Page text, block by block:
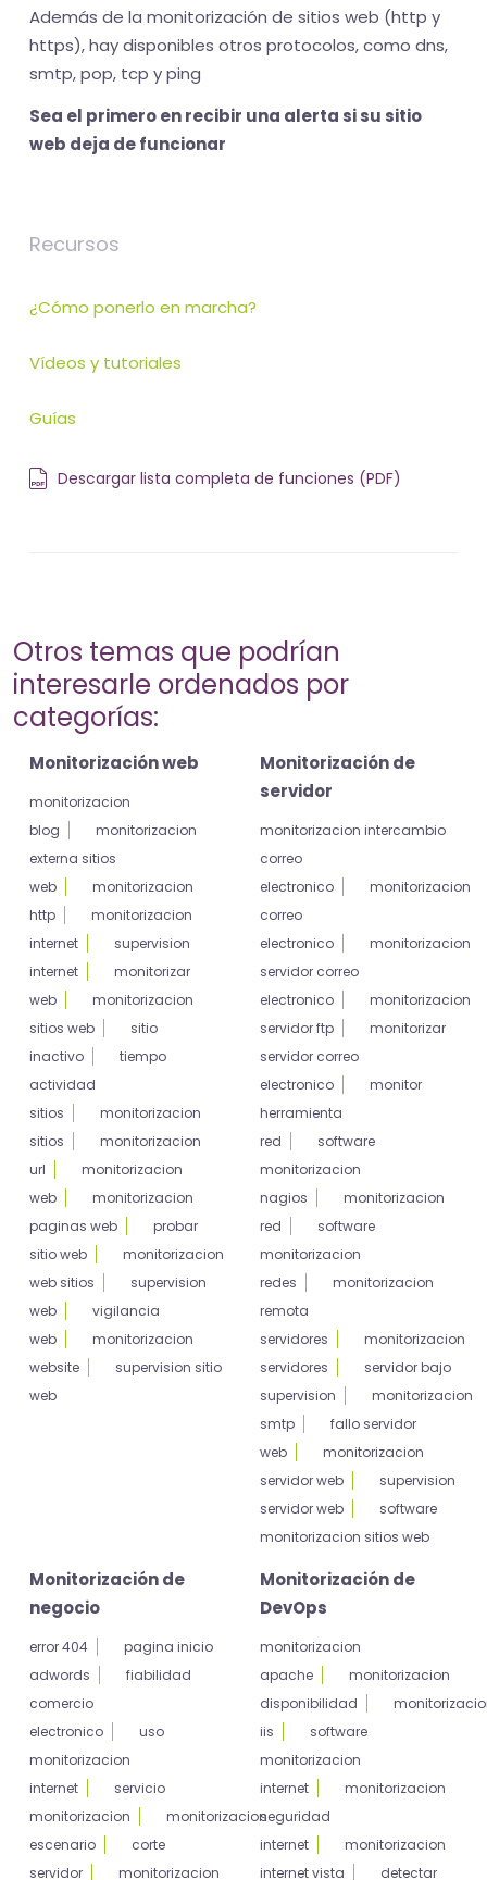
Además de la monitorización de sitios web (http y
https), hay disponibles otros protocolos, como dns,
smtp, pop, tcp y ping
Sea el primero en recibir una alerta si su sitio
web deja de funcionar
Recursos
¿Cómo ponerlo en marcha?
Vídeos y tutoriales
Guías
Descargar lista completa de funciones (PDF)
Otros temas que podrían
interesarle ordenados por
categorías:
Monitorización web
monitorizacion
blog
monitorizacion
externa sitios
web
monitorizacion
http
monitorizacion
internet
supervision
internet
monitorizar
web
monitorizacion
sitios web
sitio
inactivo
tiempo
actividad
sitios
monitorizacion
sitios
monitorizacion
url
monitorizacion
web
monitorizacion
paginas web
probar
sitio web
monitorizacion
web sitios
supervision
web
vigilancia
web
monitorizacion
website
supervision sitio
web
Monitorización de
servidor
monitorizacion intercambio
correo
electronico
monitorizacion
correo
electronico
monitorizacion
servidor correo
electronico
monitorizacion
servidor ftp
monitorizar
servidor correo
electronico
monitor
herramienta
red
software
monitorizacion
nagios
monitorizacion
red
software
monitorizacion
redes
monitorizacion
remota
servidores
monitorizacion
servidores
servidor bajo
supervision
monitorizacion
smtp
fallo servidor
web
monitorizacion
servidor web
supervision
servidor web
software
monitorizacion sitios web
Monitorización de
negocio
error 404
pagina inicio
adwords
fiabilidad
comercio
electronico
uso
monitorizacion
internet
servicio
monitorizacion
monitorizacion
escenario
corte
servidor
monitorizacion
Monitorización de
DevOps
monitorizacion
apache
monitorizacion
disponibilidad
iis
software
monitorizacion
internet
monitorizacion
seguridad
internet
monitorizacion
internet vista
detectar